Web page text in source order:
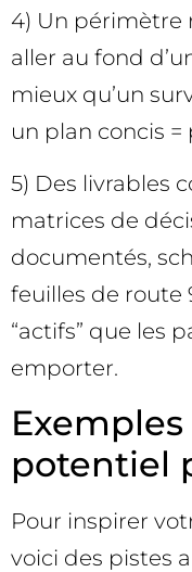
4) Un périmètre
aller au fond
mieux qu’un
un plan concis =
5) Des livrables
matrices de
documentés,
feuilles de route
“actifs” que les
emporter.
potentiel
Pour inspirer
voici des pistes